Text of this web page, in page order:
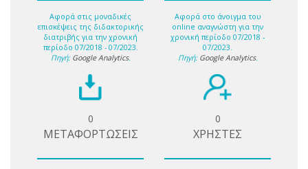
Αφορά στις μοναδικές
επισκέψεις της διδακτορικής
διατριβής για την χρονική
περίοδο 07/2018 - 07/2023.
Πηγή: Google Analytics.
Αφορά στο άνοιγμα του
online αναγνώστη για την
χρονική περίοδο 07/2018 -
07/2023.
Πηγή: Google Analytics.
0
ΜΕΤΑΦΟΡΤΩΣΕΙΣ
0
ΧΡΗΣΤΕΣ